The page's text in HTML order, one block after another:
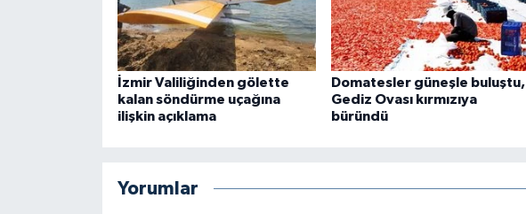
İzmir Valiliğinden gölette
kalan söndürme uçağına
ilişkin açıklama
Domatesler güneşle buluştu,
Gediz Ovası kırmızıya
büründü
Yorumlar